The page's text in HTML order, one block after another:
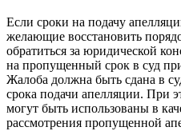
Если сроки на подачу
желающие восстановить
обратиться за юридической
на пропущенный срок в суд
Жалоба должна быть сдана в
срока подачи апелляции. При
могут быть использованы в
рассмотрения пропущенной